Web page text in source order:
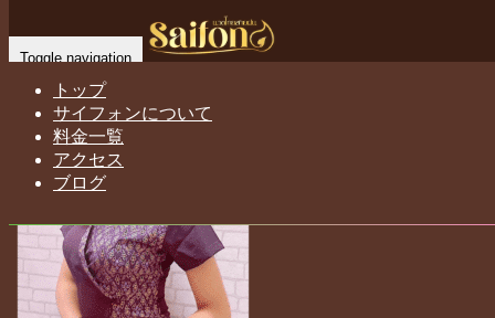
Toggle navigation
トップ
サイフォンについて
料金一覧
アクセス
ブログ
Home-メグミ…